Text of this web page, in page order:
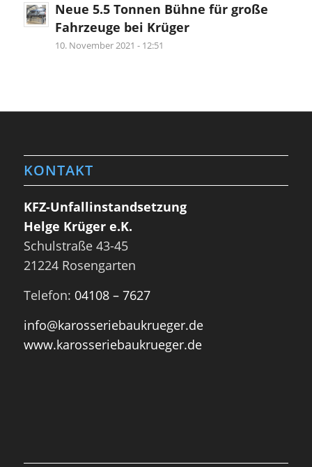
Neue 5.5 Tonnen Bühne für große
Fahrzeuge bei Krüger
10. November 2021 - 12:51
KONTAKT
KFZ-Unfallinstandsetzung
Helge Krüger e.K.
Schulstraße 43-45
21224 Rosengarten
Telefon: 04108 – 7627
info@karosseriebaukrueger.de
www.karosseriebaukrueger.de